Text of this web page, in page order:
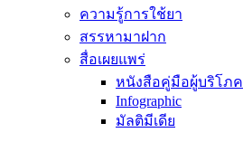
ความรู้การใช้ยา
สรรหามาฝาก
สื่อเผยแพร่
หนังสือคู่มือผู้บริโภค
Infographic
มัลติมีเดีย